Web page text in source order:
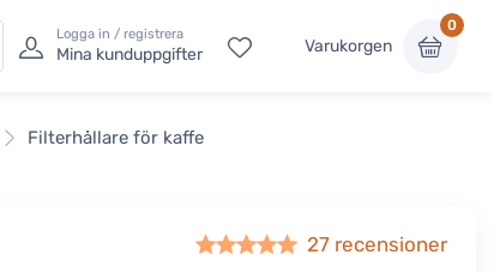
Logga in / registrera
Mina kunduppgifter Varukorgen
0
Filterhållare för kaffe
27 recensioner